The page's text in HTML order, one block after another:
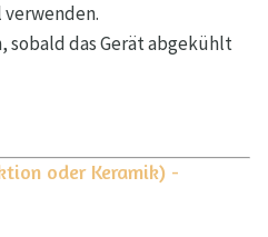
sobald das Gerät abgekühlt
oder Keramik) -